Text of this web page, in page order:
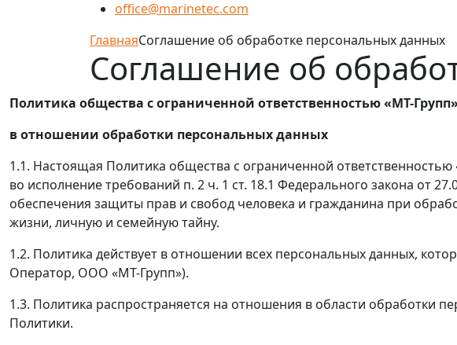
office@marinetec.com
ГлавнаяСоглашение об обработке персональных данных
Соглашение об
Политика общества с ограниченной ответственностью «МТ-Групп»
в отношении обработки персональных данных
1.1. Настоящая Политика общества с ограниченной
во исполнение требований п. 2 ч. 1 ст. 18.1 Федерального закона от
обеспечения защиты прав и свобод человека и гражданина при
жизни, личную и семейную тайну.
1.2. Политика действует в отношении всех персональных данных,
Оператор, ООО «МТ-Групп»).
1.3. Политика распространяется на отношения в области обработки
Политики.